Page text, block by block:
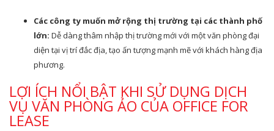
Các công ty muốn mở rộng thị trường tại các thành phố
lớn: Dễ dàng thâm nhập thị trường mới với một văn phòng đại
diện tại vị trí đắc địa, tạo ấn tượng mạnh mẽ với khách hàng địa
phương.
LỢI ÍCH NỔI BẬT KHI SỬ DỤNG DỊCH
VỤ VĂN PHÒNG ẢO CỦA OFFICE FOR
LEASE